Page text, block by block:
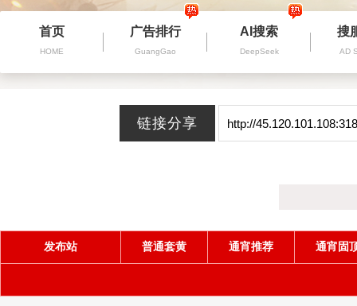
首页
HOME
广告排行
GuangGao
AI搜索
DeepSeek
搜
AD
发布站 普通套黄 通宵推荐 通宵固